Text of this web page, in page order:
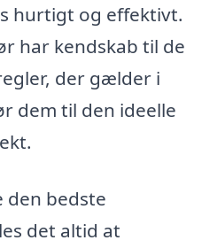
hurtigt og effektivt.
har kendskab til de
der gælder i
dem til den ideelle
bedste
det altid at